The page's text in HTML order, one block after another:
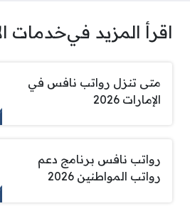
اقرأ المزيد فيخدمات
متى تنزل رواتب نافس في
الإمارات 2026
رواتب نافس برنامج دعم
رواتب المواطنين 2026